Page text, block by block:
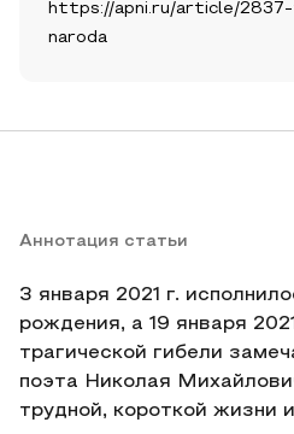
https://apni.ru/article/
naroda
Аннотация статьи
3 января 2021 г.
рождения, а 19 января
трагической гибели
поэта Николая
трудной, короткой жизни